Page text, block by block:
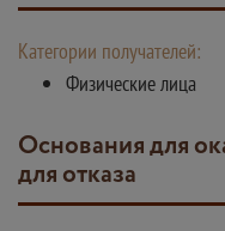
Категории получателей:
Физические лица
Основания для оказания услуги, основания
для отказа